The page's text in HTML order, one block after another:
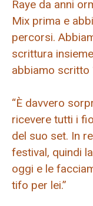
Raye da anni
Mix prima e
percorsi.
scrittura
abbiamo scritto
“È davvero
ricevere tutti i
del suo set. In
festival, quindi
oggi e le
tifo per lei.”